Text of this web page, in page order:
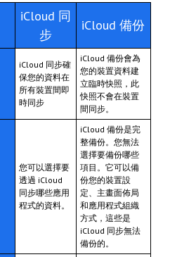
iCloud 同
步
iCloud 備份
iCloud 同步確
保您的資料在
所有裝置間即
時同步
iCloud 備份會為
您的裝置資料建
立臨時快照，此
快照不會在裝置
間同步。
您可以選擇要
透過 iCloud
同步哪些應用
程式的資料。
iCloud 備份是完
整備份。您無法
選擇要備份哪些
項目。它可以備
份您的裝置設
定、主畫面佈局
和應用程式組織
方式，這些是
iCloud 同步無法
備份的。